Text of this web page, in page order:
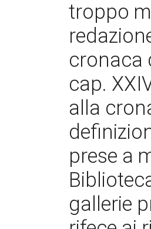
troppo
cronaca
cap.
alla
prese a
gallerie